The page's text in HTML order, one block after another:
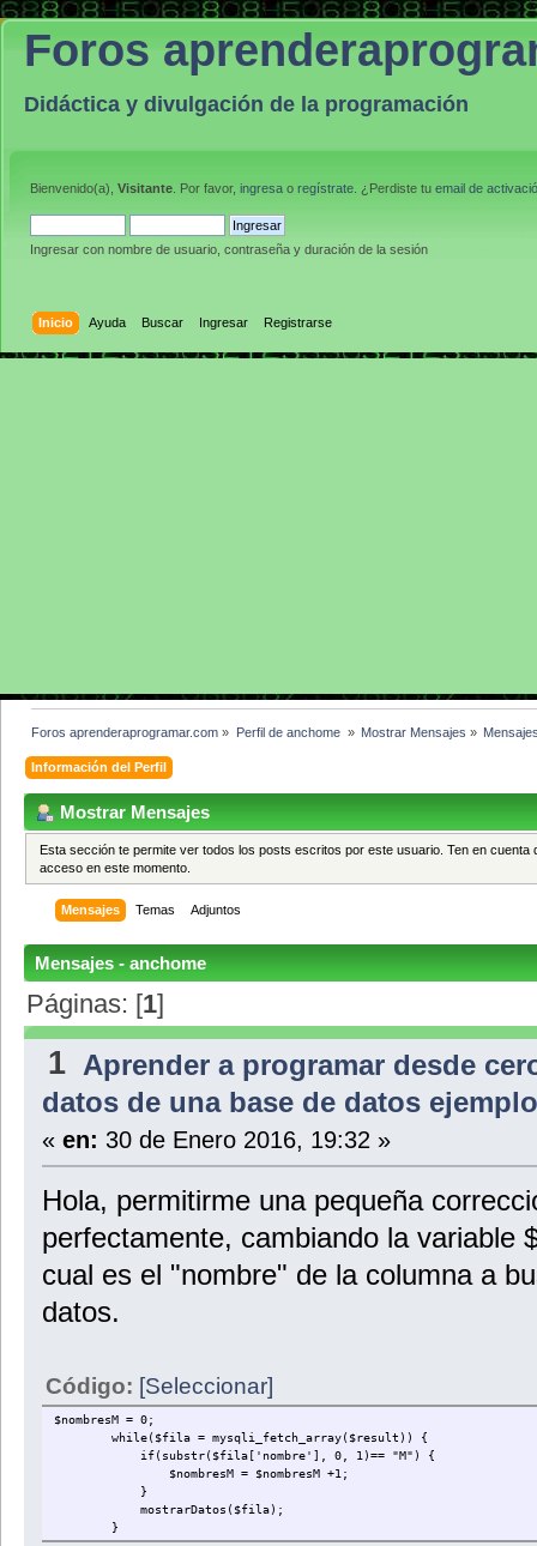
Foros
Didáctica y divulgación de la programación
Bienvenido(a), Visitante . Por favor, ingresa o regístrate . ¿Perdiste tu email de
Ingresar con nombre de usuario, contraseña y duración de la sesión
Inicio Ayuda Buscar Ingresar Registrarse
Foros aprenderaprogramar.com » Perfil de anchome » Mostrar Mensajes »
Información del Perfil
Mostrar Mensajes
Esta sección te permite ver todos los posts escritos por este usuario. Ten en
acceso en este momento.
Mensajes Temas Adjuntos
Mensajes - anchome
Páginas: [1]
1 Aprender a programar desde
datos de una base de datos
« en: 30 de Enero 2016, 19:32 »
Hola, permitirme una pequeña
perfectamente, cambiando la variable
cual es el "nombre" de la columna a
datos.
Código: [Seleccionar]
$nombresM = 0;
while($fila = mysqli_fetch_array($result)) {
if(substr($fila['nombre'], 0, 1)== "M") {
$nombresM = $nombresM +1;
}
mostrarDatos($fila);
}